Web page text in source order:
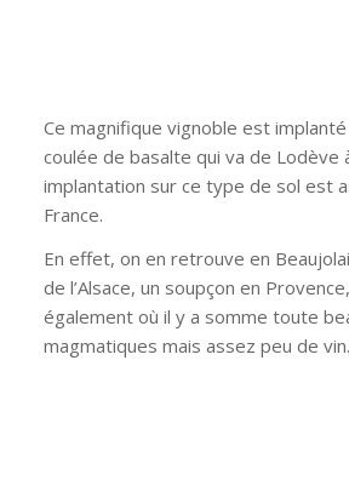
Ce magnifique vignoble est
coulée de basalte qui va de Lodève
implantation sur ce type de sol est
France.
En effet, on en retrouve en
de l’Alsace, un soupçon en
également où il y a somme toute
magmatiques mais assez peu de vin.